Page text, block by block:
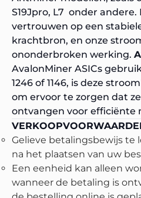
S19Jpro, L7 onder andere.
vertrouwen op een
krachtbron, en onze
ononderbroken werking.
AvalonMiner ASICs
1246 of 1146, is deze
om ervoor te zorgen dat
ontvangen voor efficiënte
Gelieve betalingsbewijs te
na het plaatsen van uw
Een eenheid kan alleen
wanneer de betaling is